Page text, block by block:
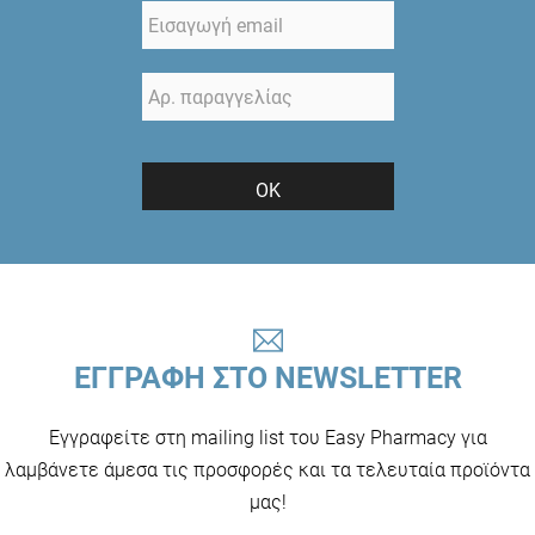
ΟΚ
ΕΓΓΡΑΦΗ ΣΤΟ NEWSLETTER
Εγγραφείτε στη mailing list του Easy Pharmacy για
λαμβάνετε άμεσα τις προσφορές και τα τελευταία προϊόντα
μας!